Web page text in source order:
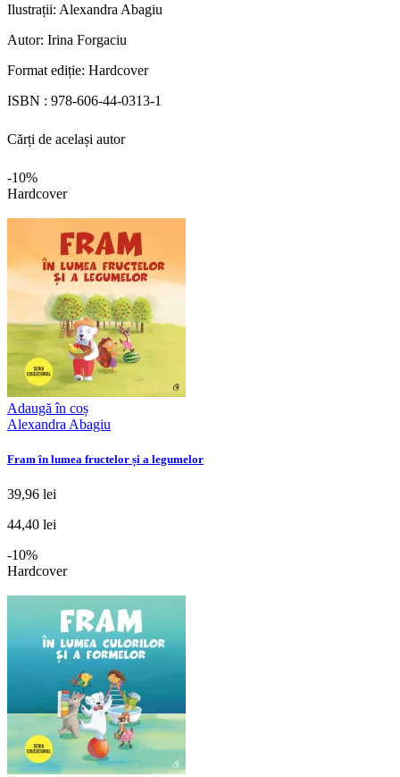
Ilustrații: Alexandra Abagiu
Autor: Irina Forgaciu
Format ediție: Hardcover
ISBN : 978-606-44-0313-1
Cărți de același autor
-10%
Hardcover
Adaugă în coș
Alexandra Abagiu
Fram în lumea fructelor și a legumelor
39,96 lei
44,40 lei
-10%
Hardcover